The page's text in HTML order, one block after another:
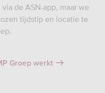
de ASN-app, maar we
tijdstip en locatie te
Groep werkt